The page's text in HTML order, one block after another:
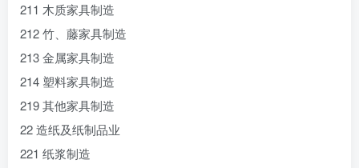
211 木质家具制造
212 竹、藤家具制造
213 金属家具制造
214 塑料家具制造
219 其他家具制造
22 造纸及纸制品业
221 纸浆制造